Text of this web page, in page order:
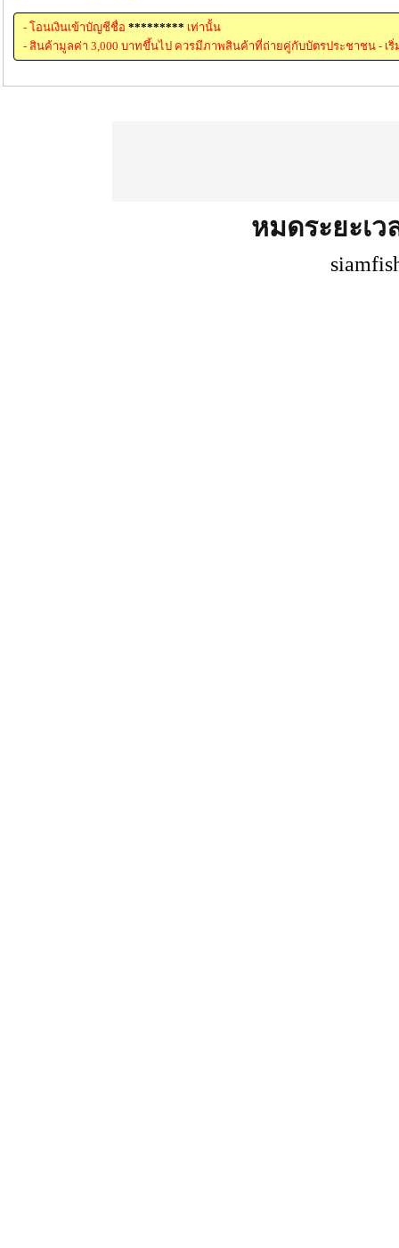
- โอนเงินเข้าบัญชีชื่อ ********* เท่านั้น
- สินค้ามูลค่า 3,000 บาทขึ้นไป ควรมีภาพสินค้าที่ถ่ายคู่กับบัตรประชาชน - เริ่
หมดระยะเ